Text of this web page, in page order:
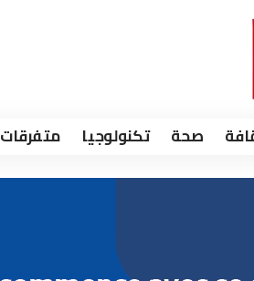
صحة تكنولوجيا متفرقات